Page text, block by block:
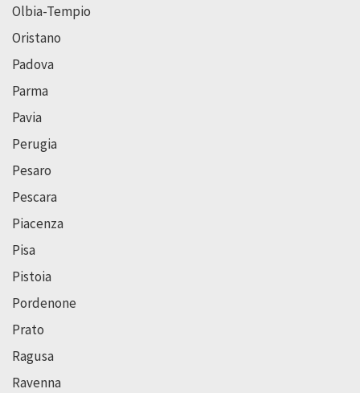
Olbia-Tempio
Oristano
Padova
Parma
Pavia
Perugia
Pesaro
Pescara
Piacenza
Pisa
Pistoia
Pordenone
Prato
Ragusa
Ravenna